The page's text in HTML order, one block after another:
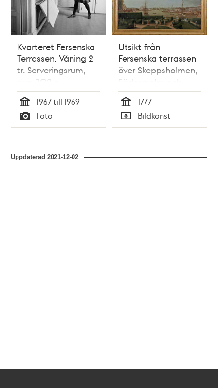
Kvarteret Fersenska
Terrassen. Våning 2
tr. Serveringsrum,
rum 202 c.
Margareta Cramér
fäller ut hopfällbara
hyllskivor
Tid
1967 till 1969
Typ
Foto
Utsikt från
Fersenska terrassen
över Skeppsholmen,
Södermalm och
Staden
Tid
1777
Typ
Bildkonst
Uppdaterad2021-12-02